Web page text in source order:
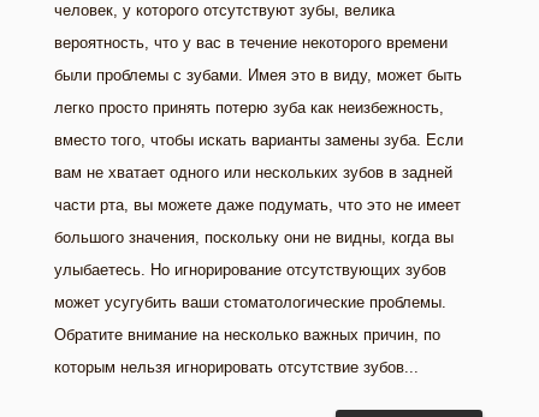
человек, у которого отсутствуют зубы, велика
вероятность, что у вас в течение некоторого времени
были проблемы с зубами. Имея это в виду, может быть
легко просто принять потерю зуба как неизбежность,
вместо того, чтобы искать варианты замены зуба. Если
вам не хватает одного или нескольких зубов в задней
части рта, вы можете даже подумать, что это не имеет
большого значения, поскольку они не видны, когда вы
улыбаетесь. Но игнорирование отсутствующих зубов
может усугубить ваши стоматологические проблемы.
Обратите внимание на несколько важных причин, по
которым нельзя игнорировать отсутствие зубов...